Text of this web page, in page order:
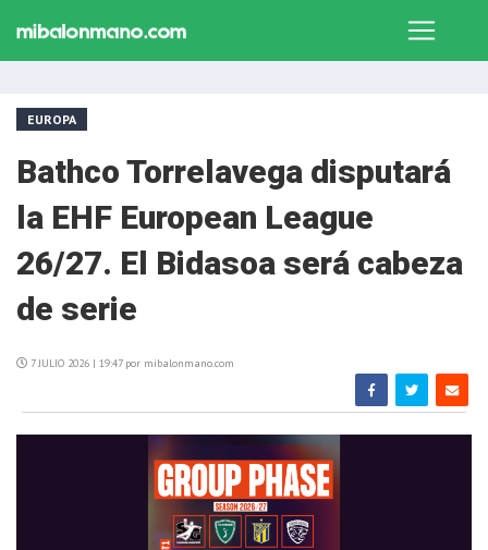
EUROPA
Bathco Torrelavega disputará
la EHF European League
26/27. El Bidasoa será cabeza
de serie
7 JULIO 2026 | 19:47 por mibalonmano.com